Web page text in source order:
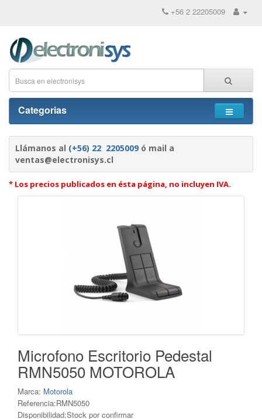
+56 2 22205009
Categorias
Llámanos al (+56) 22 2205009 ó mail a
ventas@electronisys.cl
* Los precios publicados en ésta página, no incluyen IVA.
Microfono Escritorio Pedestal
RMN5050 MOTOROLA
Marca: Motorola
Referencia:RMN5050
Disponibilidad:Stock por confirmar